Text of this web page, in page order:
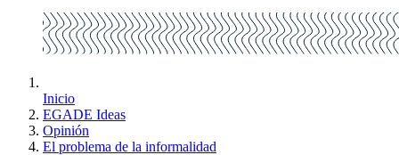
Inicio
EGADE Ideas
Opinión
El problema de la informalidad